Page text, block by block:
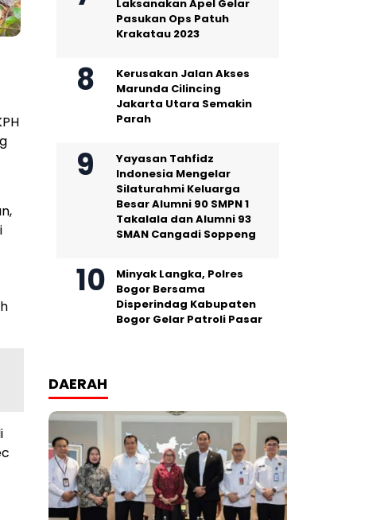
Laksanakan Apel Gelar
Pasukan Ops Patuh
Krakatau 2023
Kerusakan Jalan Akses
Marunda Cilincing
Jakarta Utara Semakin
Parah
Yayasan Tahfidz
Indonesia Mengelar
Silaturahmi Keluarga
Besar Alumni 90 SMPN 1
Takalala dan Alumni 93
SMAN Cangadi Soppeng
Minyak Langka, Polres
Bogor Bersama
Disperindag Kabupaten
Bogor Gelar Patroli Pasar
DAERAH